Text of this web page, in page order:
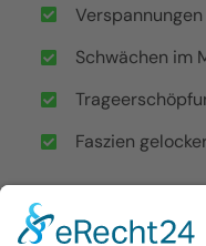
Schwächen im
Faszien
Mindestteilnehmer: